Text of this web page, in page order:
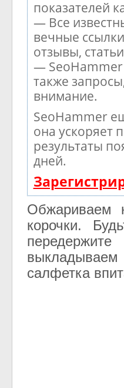
показателей
— Все
вечные
отзывы,
— SeoHammer
также
внимание.
SeoHammer
она ускоряет
результаты
дней.
Обжариваем
корочки.
салфетка